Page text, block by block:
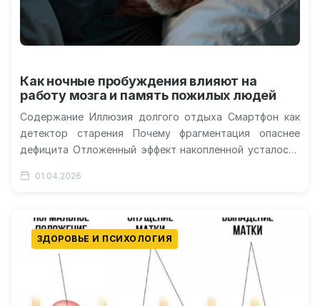
Как ночные пробуждения влияют на
работу мозга и память пожилых людей
Содержание Иллюзия долгого отдыха Смартфон как
детектор старения Почему фрагментация опаснее
дефицита Отложенный эффект накопленной усталости
гибкость не…
01.04.2026
ЗДОРОВЬЕ И ПСИХОЛОГИЯ